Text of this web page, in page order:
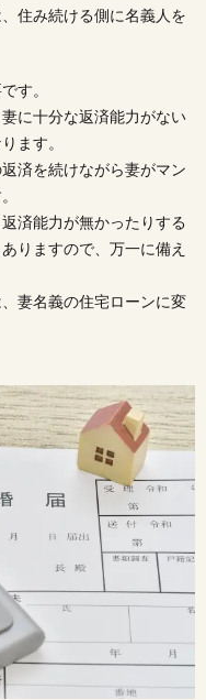
住み続ける側に名義人を
す。
に十分な返済能力がない
ます。
済を続けながら妻がマン
済能力が無かったりする
りますので、万一に備え
妻名義の住宅ローンに変